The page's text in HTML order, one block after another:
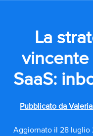
La
SaaS:
Pubblicato da
Aggiornato il 28 luglio